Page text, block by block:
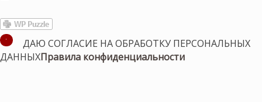
ДАЮ СОГЛАСИЕ НА ОБРАБОТКУ ПЕРСОНАЛЬНЫХ
ДАННЫХПравила конфиденциальности